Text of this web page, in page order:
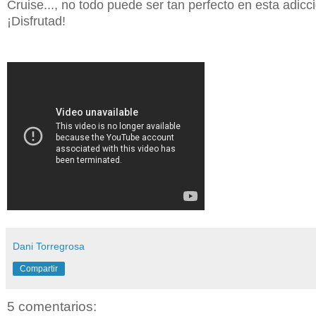
Cruise..., no todo puede ser tan perfecto en esta
¡Disfrutad!
Dani Torregrosa
Compartir
5 comentarios: